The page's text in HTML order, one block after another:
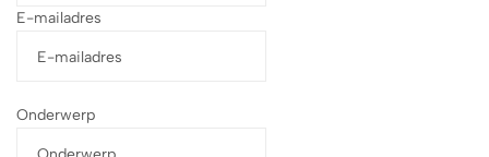
E-mailadres
Onderwerp